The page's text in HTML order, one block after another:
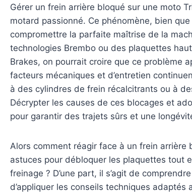
Gérer un frein arrière bloqué sur une moto
motard passionné. Ce phénomène, bien
compromettre la parfaite maîtrise de la
technologies Brembo ou des plaquettes
Brakes, on pourrait croire que ce problème
facteurs mécaniques et d’entretien
à des cylindres de frein récalcitrants ou à
Décrypter les causes de ces blocages et
pour garantir des trajets sûrs et une
Alors comment réagir face à un frein arrière
astuces pour débloquer les plaquettes tout
freinage ? D’une part, il s’agit de
d’appliquer les conseils techniques